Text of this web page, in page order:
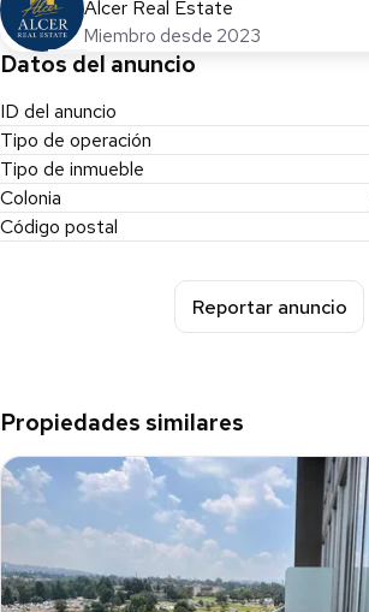
Alcer Real Estate
Miembro desde 2023
Datos del anuncio
ID del anuncio
Tipo de operación
Tipo de inmueble
Colonia
Código postal
Reportar anuncio
Propiedades similares